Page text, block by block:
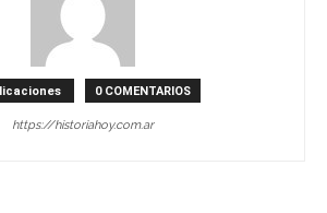
0 COMENTARIOS
https://historiahoy.com.ar